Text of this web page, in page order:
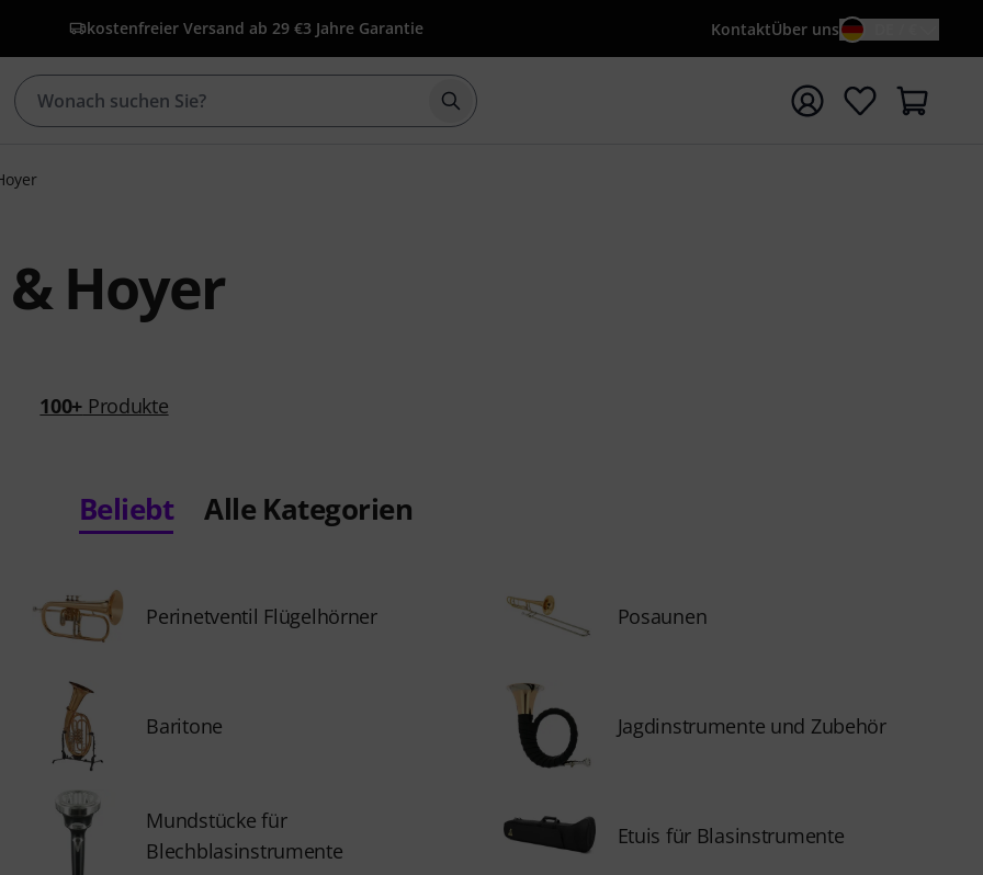
kostenfreier Versand ab 29 €3 Jahre Garantie KontaktÜber uns
Suche mit Suchwort {searchTerm} starten
Hoyer
100+ Produkte
Beliebt Alle Kategorien
Perinetventil Flügelhörner Posaunen
Baritone Jagdinstrumente und Zubehör
Mundstücke für
Blechblasinstrumente
Etuis für Blasinstrumente